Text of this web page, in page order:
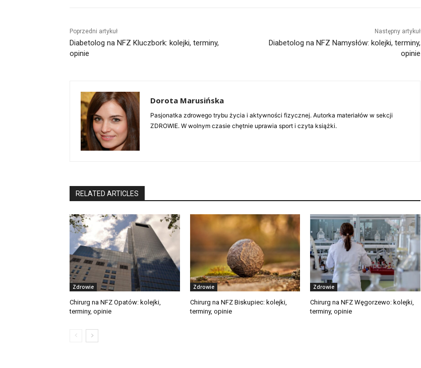
Poprzedni artykuł
Diabetolog na NFZ Kluczbork: kolejki, terminy,
opinie
Następny artykuł
Diabetolog na NFZ Namysłów: kolejki, terminy,
opinie
Dorota Marusińska
Pasjonatka zdrowego trybu życia i aktywności fizycznej. Autorka materiałów w sekcji
ZDROWIE. W wolnym czasie chętnie uprawia sport i czyta książki.
RELATED ARTICLES
Zdrowie
Chirurg na NFZ Opatów: kolejki,
terminy, opinie
Zdrowie
Chirurg na NFZ Biskupiec: kolejki,
terminy, opinie
Zdrowie
Chirurg na NFZ Węgorzewo: kolejki,
terminy, opinie